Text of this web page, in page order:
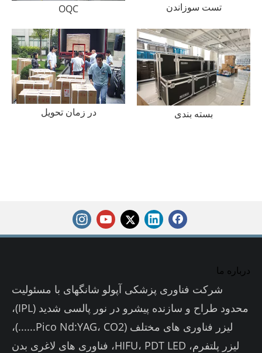
تست سوزاندن OQC
بسته بندی در زمان تحویل
درباره ما
شرکت فناوری پزشکی آپولو شانگهای با مسئولیت
محدود طراح و سازنده پیشرو در نور پالسی شدید (IPL)،
لیزر فناوری های مختلف (Pico Nd:YAG، CO2......)،
لیزر پلتفرم، HIFU، PDT LED، فناوری های لاغری بدن